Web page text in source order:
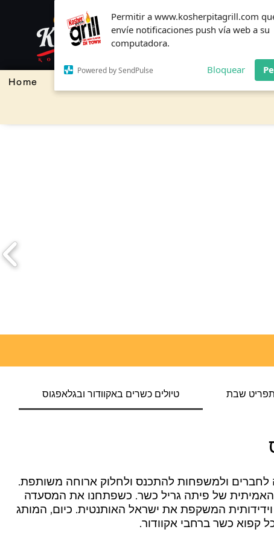
Permitir a www.kosherpitagrill.com
envíe notificaciones push vía web a su
computadora.
Powered by SendPulse Bloquear
Permitir a www.kosherpitagrill.com
envíe notificaciones push vía web a su
computadora.
Powered by SendPulse Bloquear
Home Panaderia y
תפריט שבת טיולים כשרים באקוודור ובגלאפגוס
לחברים ולמשפחות להתכנס ולחלוק ארוחה משותפת.
האמיתית של פיתה גריל כשר. כשפתחנו את המסעדה
וידידותית המשקפת את ישראל האותנטית. כיום, המותג